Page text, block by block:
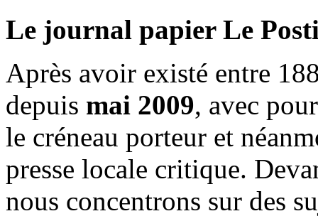
Le journal papier Le
Après avoir existé entre
depuis mai 2009, avec
le créneau porteur et
presse locale critique.
nous concentrons sur des